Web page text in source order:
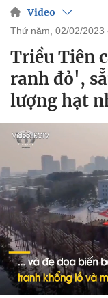
Video
thứ năm, 02/02/2023
Triều Tiên
ranh đỏ',
lượng hạt